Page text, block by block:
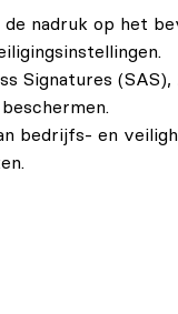
nadruk op het
Signatures
bedrijfs- en